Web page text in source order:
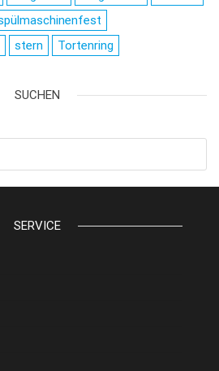
stern Tortenring
SUCHEN
SERVICE